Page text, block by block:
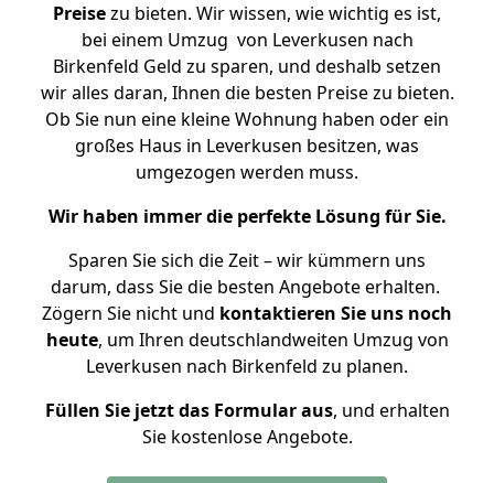
Preisezu bieten. Wir wissen, wie wichtig es ist,
bei einem Umzug von Leverkusen nach
Birkenfeld Geld zu sparen, und deshalb setzen
wir alles daran, Ihnen die besten Preise zu bieten.
Ob Sie nun eine kleine Wohnung haben oder ein
großes Haus in Leverkusen besitzen, was
umgezogen werden muss.
Wir haben immer die perfekte Lösung für Sie.
Sparen Sie sich die Zeit – wir kümmern uns
darum, dass Sie die besten Angebote erhalten.
Zögern Sie nicht und kontaktieren Sie uns noch
heute, um Ihren deutschlandweiten Umzug von
Leverkusen nach Birkenfeld zu planen.
Füllen Sie jetzt das Formular aus, und erhalten
Sie kostenlose Angebote.